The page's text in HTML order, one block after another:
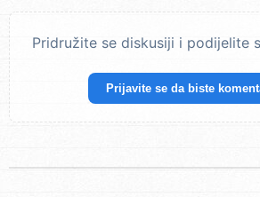
Pridružite se diskusiji i podijelite
Prijavite se da biste